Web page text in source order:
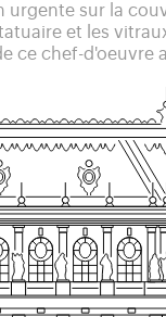
urgente sur la
et les
ce chef-d'oeuvre